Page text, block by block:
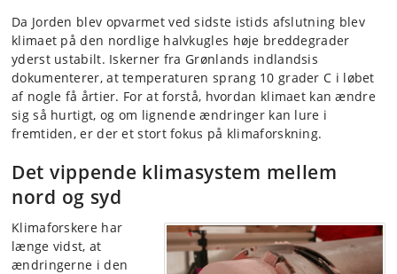
Da Jorden blev opvarmet ved sidste istids afslutning blev
klimaet på den nordlige halvkugles høje breddegrader
yderst ustabilt. Iskerner fra Grønlands indlandsis
dokumenterer, at temperaturen sprang 10 grader C i løbet
af nogle få årtier. For at forstå, hvordan klimaet kan ændre
sig så hurtigt, og om lignende ændringer kan lure i
fremtiden, er der et stort fokus på klimaforskning.
Det vippende klimasystem mellem
nord og syd
Klimaforskere har
længe vidst, at
ændringerne i den